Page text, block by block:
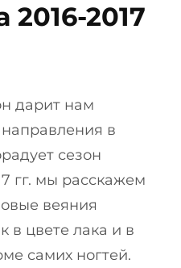
2016-2017
дарит нам
в
сезон
гг. мы расскажем
веяния
в цвете лака и в
самих ногтей.